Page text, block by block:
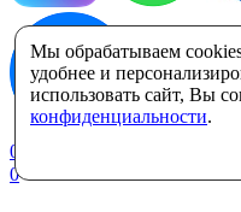
Мы обрабатываем
удобнее и
использовать сайт, Вы
конфиденциальности.
0
0